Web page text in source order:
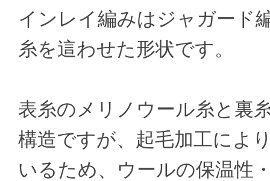
インレイ編みはジャガード
糸を這わせた形状です。
表糸のメリノウール糸と裏
構造ですが、起毛加工によ
いるため、ウールの保温性